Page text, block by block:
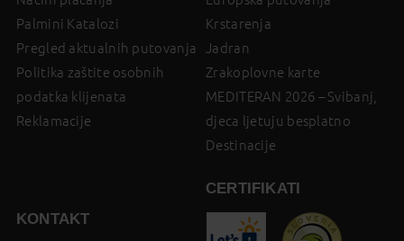
Palmini Katalozi
Pregled aktualnih putovanja
Politika zaštite osobnih
podatka klijenata
Reklamacije
KONTAKT
Krstarenja
Jadran
Zrakoplovne karte
MEDITERAN 2026 – Svibanj,
djeca ljetuju besplatno
Destinacije
CERTIFIKATI